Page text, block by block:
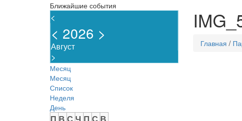
Главная /
Ближайшие события
<
< 2026 >
Август
>
Месяц
Месяц
Список
Неделя
День
П В С Ч П С В